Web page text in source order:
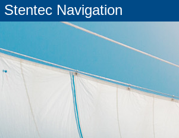
Stentec Navigation